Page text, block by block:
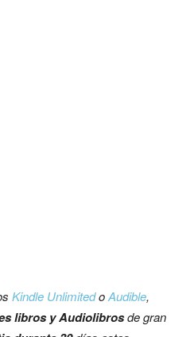
Kindle UnlimitedoAudible,
libros y Audiolibrosde gran